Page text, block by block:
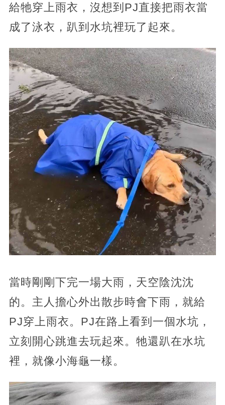
給牠穿上雨衣，沒想到PJ直接把雨衣當
成了泳衣，趴到水坑裡玩了起來。
當時剛剛下完一場大雨，天空陰沈沈
的。主人擔心外出散步時會下雨，就給
PJ穿上雨衣。PJ在路上看到一個水坑，
立刻開心跳進去玩起來。牠還趴在水坑
裡，就像小海龜一樣。